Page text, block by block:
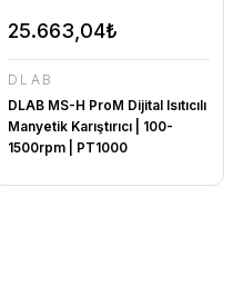
25.663,04₺
DLAB
DLAB MS-H ProM Dijital Isıtıcılı
Manyetik Karıştırıcı | 100-
1500rpm | PT1000